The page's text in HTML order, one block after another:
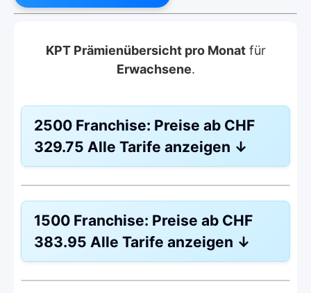
KPT Prämienübersicht pro Monatfür
Erwachsene.
2500 Franchise: Preise ab CHF
329.75 Alle Tarife anzeigen ↓
Ohne Unfalldeckung:
CHF 329.75
Mit Unfalldeckung:
1500 Franchise: Preise ab CHF
383.95 Alle Tarife anzeigen ↓